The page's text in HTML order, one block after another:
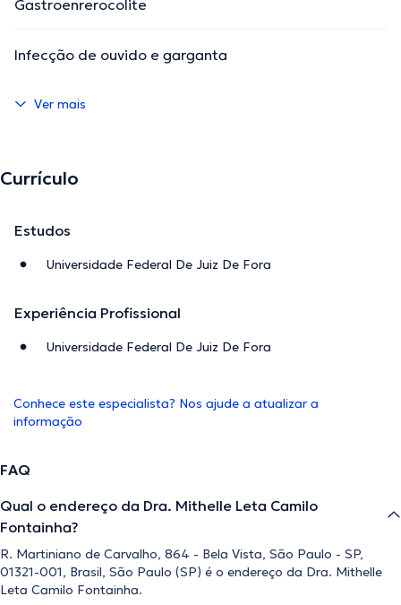
Gastroenrerocolite
Infecção de ouvido e garganta
Ver mais
Currículo
Estudos
Universidade Federal De Juiz De Fora
Experiência Profissional
Universidade Federal De Juiz De Fora
Conhece este especialista? Nos ajude a atualizar a
informação
FAQ
Qual o endereço da Dra. Mithelle Leta Camilo
Fontainha?
R. Martiniano de Carvalho, 864 - Bela Vista, São Paulo - SP,
01321-001, Brasil, São Paulo (SP) é o endereço da Dra. Mithelle
Leta Camilo Fontainha.